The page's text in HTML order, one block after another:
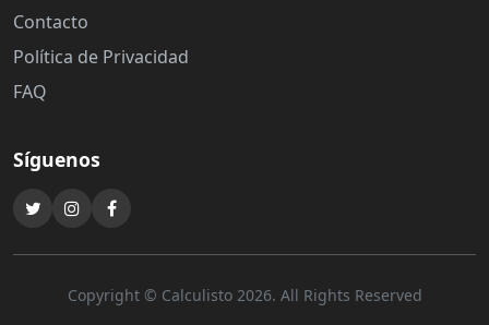
Contacto
Política de Privacidad
FAQ
Síguenos
Copyright © Calculisto 2026. All Rights Reserved